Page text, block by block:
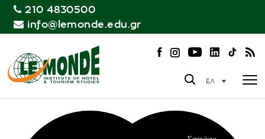
210 4830500
info@lemonde.edu.gr
ΕΛ